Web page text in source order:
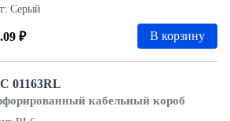
Серый
₽ В корзину
01163RL
кабельный короб